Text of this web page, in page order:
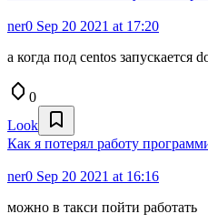
ner0 Sep 20 2021 at 17:20
а когда под centos запускается
0
Look
Как я потерял работу
ner0 Sep 20 2021 at 16:16
можно в такси пойти работать